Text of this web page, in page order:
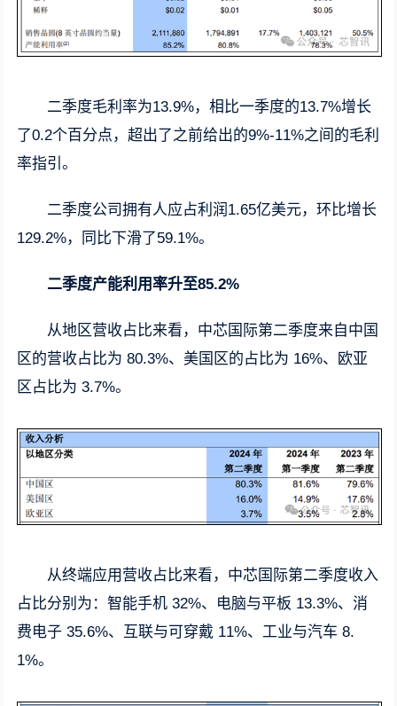
二季度毛利率为13.9%，相比一季度的13.7%增长
了0.2个百分点，超出了之前给出的9%-11%之间的毛利
率指引。
二季度公司拥有人应占利润1.65亿美元，环比增长
129.2%，同比下滑了59.1%。
二季度产能利用率升至85.2%
从地区营收占比来看，中芯国际第二季度来自中国
区的营收占比为 80.3%、美国区的占比为 16%、欧亚
区占比为 3.7%。
从终端应用营收占比来看，中芯国际第二季度收入
占比分别为：智能手机 32%、电脑与平板 13.3%、消
费电子 35.6%、互联与可穿戴 11%、工业与汽车 8.
1%。